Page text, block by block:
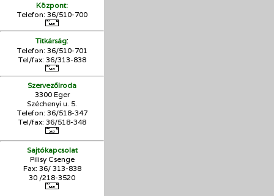
Központ:
Telefon: 36/510-700
Titkárság:
Telefon: 36/510-701
Tel/fax: 36/313-838
Szervezőiroda
3300 Eger
Széchenyi u. 5.
Telefon: 36/518-347
Tel/fax: 36/518-348
Sajtókapcsolat
Pilisy Csenge
Fax: 36/ 313-838
30 /218-3520